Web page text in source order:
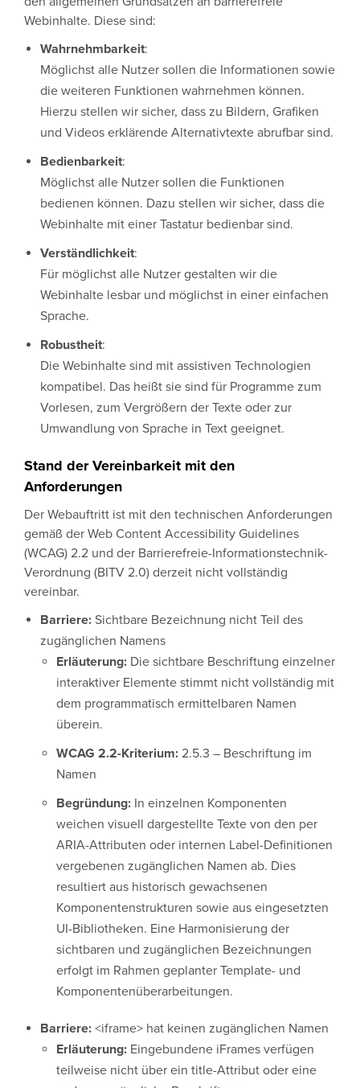
Webinhalte. Diese sind:
Wahrnehmbarkeit:
Möglichst alle Nutzer sollen die Informationen sowie
die weiteren Funktionen wahrnehmen können.
Hierzu stellen wir sicher, dass zu Bildern, Grafiken
und Videos erklärende Alternativtexte abrufbar sind.
Bedienbarkeit:
Möglichst alle Nutzer sollen die Funktionen
bedienen können. Dazu stellen wir sicher, dass die
Webinhalte mit einer Tastatur bedienbar sind.
Verständlichkeit:
Für möglichst alle Nutzer gestalten wir die
Webinhalte lesbar und möglichst in einer einfachen
Sprache.
Robustheit:
Die Webinhalte sind mit assistiven Technologien
kompatibel. Das heißt sie sind für Programme zum
Vorlesen, zum Vergrößern der Texte oder zur
Umwandlung von Sprache in Text geeignet.
Stand der Vereinbarkeit mit den
Anforderungen
Der Webauftritt ist mit den technischen Anforderungen
gemäß der Web Content Accessibility Guidelines
(WCAG) 2.2 und der Barrierefreie-Informationstechnik-
Verordnung (BITV 2.0) derzeit nicht vollständig
vereinbar.
Barriere: Sichtbare Bezeichnung nicht Teil des
zugänglichen Namens
Erläuterung: Die sichtbare Beschriftung einzelner
interaktiver Elemente stimmt nicht vollständig mit
dem programmatisch ermittelbaren Namen
überein.
WCAG 2.2-Kriterium: 2.5.3 – Beschriftung im
Namen
Begründung: In einzelnen Komponenten
weichen visuell dargestellte Texte von den per
ARIA-Attributen oder internen Label-Definitionen
vergebenen zugänglichen Namen ab. Dies
resultiert aus historisch gewachsenen
Komponentenstrukturen sowie aus eingesetzten
UI-Bibliotheken. Eine Harmonisierung der
sichtbaren und zugänglichen Bezeichnungen
erfolgt im Rahmen geplanter Template- und
Komponentenüberarbeitungen.
Barriere: <iframe> hat keinen zugänglichen Namen
Erläuterung: Eingebundene iFrames verfügen
teilweise nicht über ein title-Attribut oder eine